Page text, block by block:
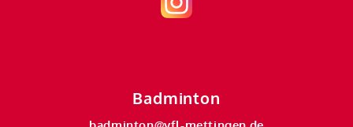
Badminton